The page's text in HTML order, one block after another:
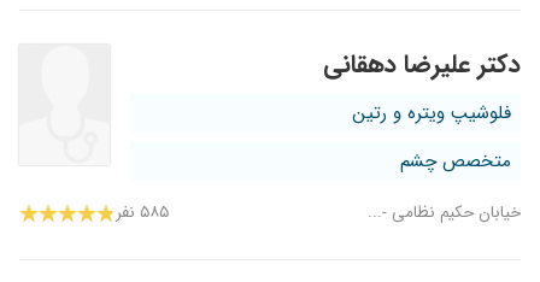
دکتر علیرضا دهقانی
فلوشیپ ویتره و رتین
متخصص چشم
خیابان حکیم نظامی -... ۵۸۵ نفر